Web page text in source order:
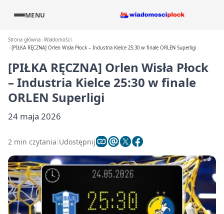
MENU
Strona główna Wiadomości
[PIŁKA RĘCZNA] Orlen Wisła Płock – Industria Kielce 25:30 w finale ORLEN Superligi
[PIŁKA RĘCZNA] Orlen Wisła Płock
– Industria Kielce 25:30 w finale
ORLEN Superligi
24 maja 2026
2 min czytania Udostępnij